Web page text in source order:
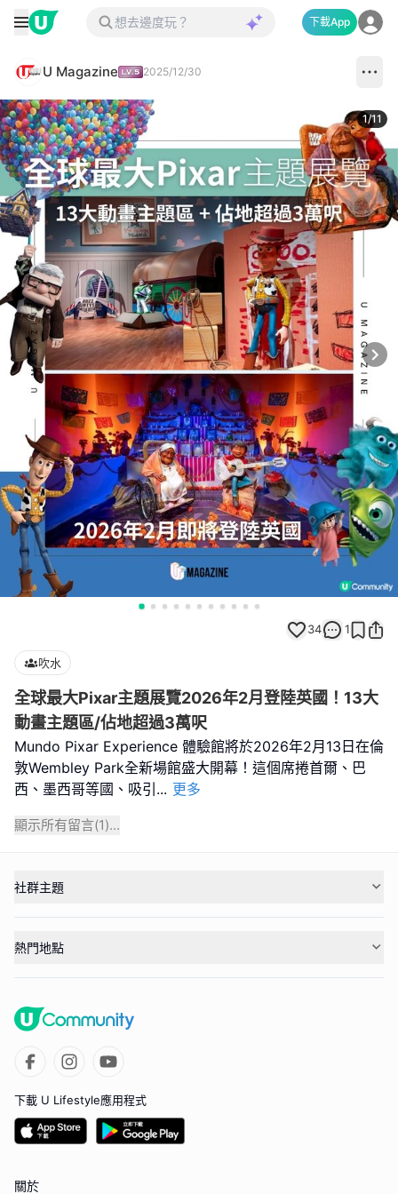
下載App
U Magazine 2025/12/30
1/11
34 1
吹水
全球最大Pixar主題展覽2026年2月登陸英國！13大
動畫主題區/佔地超過3萬呎
Mundo Pixar Experience 體驗館將於2026年2月13日在倫
敦Wembley Park全新場館盛大開幕！這個席捲首爾、巴
西、墨西哥等國、吸引 ... 更多
顯示所有留言(1)...
社群主題
熱門地點
下載 U Lifestyle應用程式
關於